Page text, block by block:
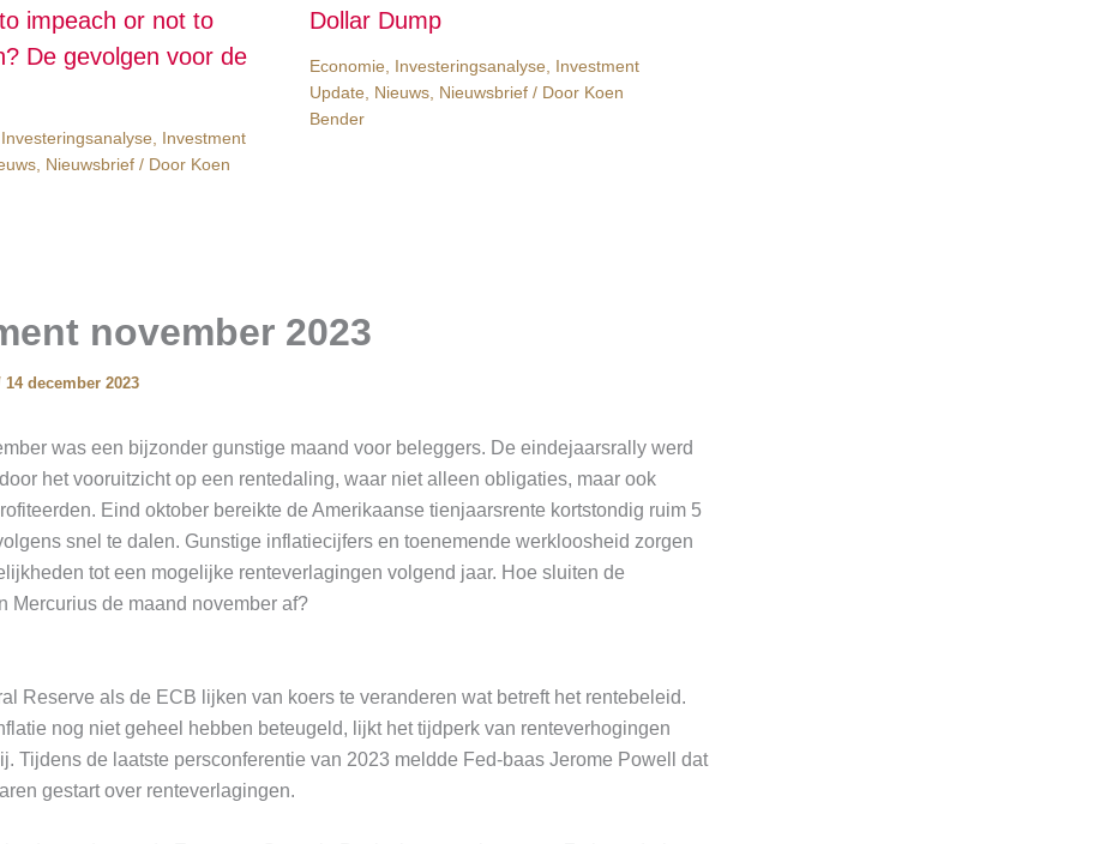
impeach or not to
De gevolgen voor de
Investeringsanalyse
Investment
Nieuwsbrief / Door Koen
Dollar Dump
Economie Investeringsanalyse
Investment
Update
Nieuws, Nieuwsbrief/ Door Koen
Bender
november 2023
14 december 2023
was een bijzonder gunstige maand voor beleggers. De eindejaarsrally werd
het vooruitzicht op een rentedaling, waar niet alleen obligaties, maar ook
Eind oktober bereikte de Amerikaanse tienjaarsrente kortstondig ruim 5
snel te dalen. Gunstige inflatiecijfers en toenemende werkloosheid zorgen
tot een mogelijke renteverlagingen volgend jaar. Hoe sluiten de
Mercurius de maand november af?
Reserve als de ECB lijken van koers te veranderen wat betreft het rentebeleid.
nog niet geheel hebben beteugeld, lijkt het tijdperk van renteverhogingen
Tijdens de laatste persconferentie van 2023 meldde Fed-baas Jerome Powell dat
gestart over renteverlagingen.